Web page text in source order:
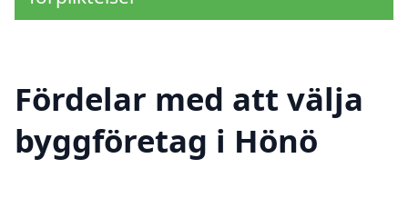
Fördelar med att välja
byggföretag i Hönö